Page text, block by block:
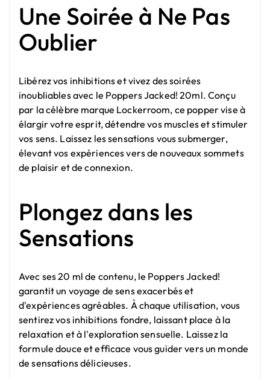
Une Soirée à Ne Pas
Oublier
Libérez vos inhibitions et vivez des soirées
inoubliables avec le Poppers Jacked! 20ml. Conçu
par la célèbre marque Lockerroom, ce popper vise à
élargir votre esprit, détendre vos muscles et stimuler
vos sens. Laissez les sensations vous submerger,
élevant vos expériences vers de nouveaux sommets
de plaisir et de connexion.
Plongez dans les
Sensations
Avec ses 20 ml de contenu, le Poppers Jacked!
garantit un voyage de sens exacerbés et
d'expériences agréables. À chaque utilisation, vous
sentirez vos inhibitions fondre, laissant place à la
relaxation et à l'exploration sensuelle. Laissez la
formule douce et efficace vous guider vers un monde
de sensations délicieuses.